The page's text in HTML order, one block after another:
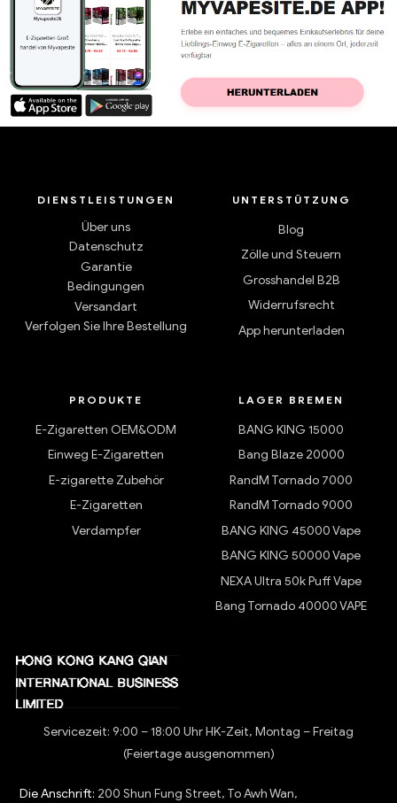
DIENSTLEISTUNGEN
Über uns
Datenschutz
Garantie
Bedingungen
Versandart
Verfolgen Sie Ihre Bestellung
UNTERSTÜTZUNG
Blog
Zölle und Steuern
Grosshandel B2B
Widerrufsrecht
App herunterladen
PRODUKTE
E-Zigaretten OEM&ODM
Einweg E-Zigaretten
E-zigarette Zubehör
E-Zigaretten
Verdampfer
LAGER BREMEN
BANG KING 15000
Bang Blaze 20000
RandM Tornado 7000
RandM Tornado 9000
BANG KING 45000 Vape
BANG KING 50000 Vape
NEXA Ultra 50k Puff Vape
Bang Tornado 40000 VAPE
Servicezeit: 9:00 – 18:00 Uhr HK-Zeit, Montag – Freitag
(Feiertage ausgenommen)
Die Anschrift: 200 Shun Fung Street, To Awh Wan,